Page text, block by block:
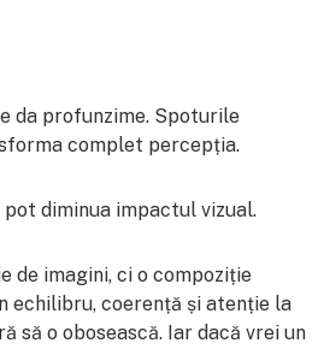
da profunzime. Spoturile
complet percepția.
diminua impactul vizual.
de imagini, ci o compoziție
echilibru, coerență și atenție la
să o obosească. Iar dacă vrei un